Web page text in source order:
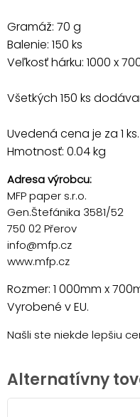
Gramáž: 70 g
Balenie: 150 ks
Veľkosť hárku: 1000 x
Všetkých 150 ks
Uvedená cena je za 1 ks.
Hmotnosť: 0.04 kg
Adresa výrobcu:
MFP paper s.r.o.
Gen.Štefánika 3581/52
750 02 Přerov
info@mfp.cz
www.mfp.cz
Rozmer: 1 000mm x
Vyrobené v EU.
Našli ste niekde lepšiu
Alternatívny